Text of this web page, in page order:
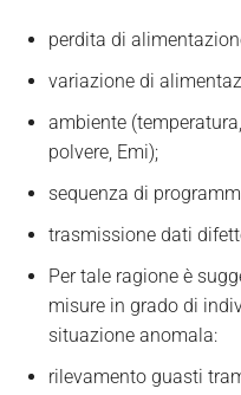
perdita di
variazione di
ambiente
polvere, Emi);
sequenza di
trasmissione dati
Per tale ragione è
misure in grado di
situazione anomala:
rilevamento guasti